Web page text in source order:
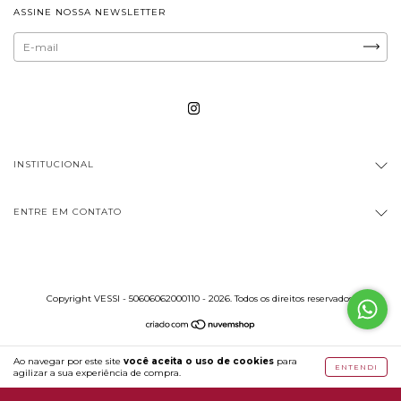
Ao navegar por este site você aceita o uso de cookies para
agilizar a sua experiência de compra.
ENTENDI
ASSINE NOSSA NEWSLETTER
INSTITUCIONAL
ENTRE EM CONTATO
Copyright VESSI - 50606062000110 - 2026. Todos os direitos reservados.